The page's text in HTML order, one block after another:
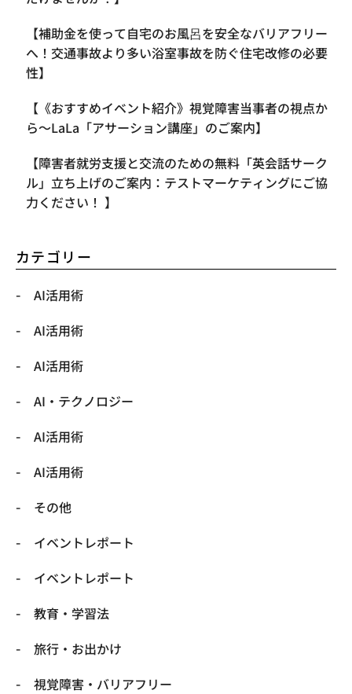
【補助金を使って自宅のお風呂を安全なバリアフリー
へ！交通事故より多い浴室事故を防ぐ住宅改修の必要
性】
【《おすすめイベント紹介》視覚障害当事者の視点か
ら〜LaLa「アサーション講座」のご案内】
【​障害者就労支援と交流のための無料「英会話サーク
ル」立ち上げのご案内：テストマーケティングにご協
力ください！ 】
カテゴリー
AI活用術
AI活用術
AI活用術
​AI・テクノロジー
​AI活用術
​AI活用術
​その他
​イベントレポート
​イベントレポート
​教育・学習法
​旅行・お出かけ
​視覚障害・バリアフリー